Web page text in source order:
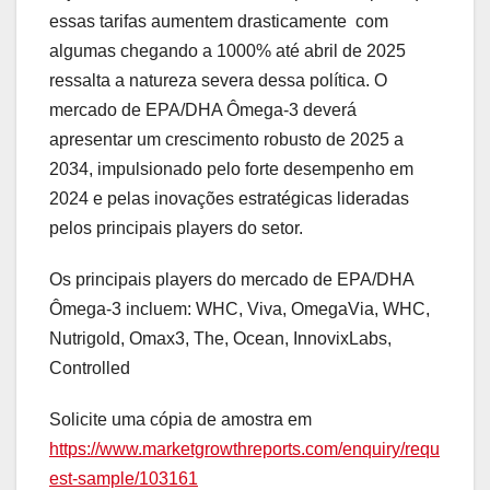
essas tarifas aumentem drasticamente  com
algumas chegando a 1000% até abril de 2025 
ressalta a natureza severa dessa política. O
mercado de EPA/DHA Ômega-3 deverá
apresentar um crescimento robusto de 2025 a
2034, impulsionado pelo forte desempenho em
2024 e pelas inovações estratégicas lideradas
pelos principais players do setor.
Os principais players do mercado de EPA/DHA
Ômega-3 incluem: WHC, Viva, OmegaVia, WHC,
Nutrigold, Omax3, The, Ocean, InnovixLabs,
Controlled
Solicite uma cópia de amostra em
https://www.marketgrowthreports.com/enquiry/requ
est-sample/103161